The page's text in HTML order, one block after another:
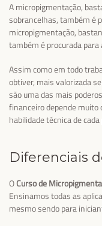
A micropigmentação,
sobrancelhas, também é
micropigmentação,
também é procurada para
Assim como em todo
obtiver, mais valorizada
são uma das mais
financeiro depende muito
habilidade técnica de
Diferenciais
OCurso de
Ensinamos todas as
mesmo sendo para